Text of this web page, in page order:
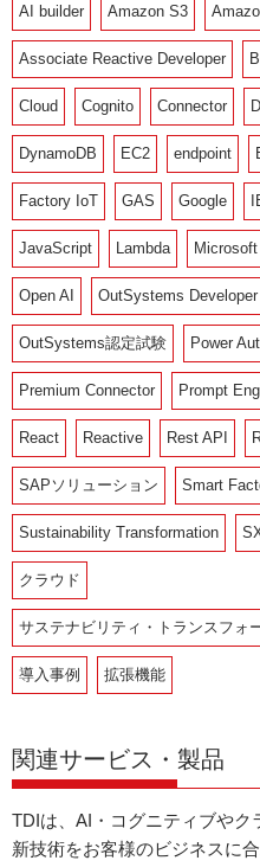
AI builder Amazon S3
Associate Reactive Developer
Cloud Cognito Connector
DynamoDB EC2 endpoint
Factory IoT GAS Google
JavaScript Lambda
Open AI OutSystems Developer
OutSystems認定試験 Power
Premium Connector Prompt
React Reactive Rest API
SAPソリューション Smart
Sustainability Transformation
クラウド
サステナビリティ・トランスフォ
導入事例 拡張機能
関連サービス・製品
TDIは、AI・コグニティブやク
新技術をお客様のビジネスに